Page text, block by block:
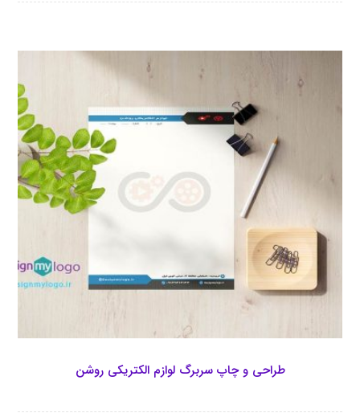
طراحی و چاپ سربرگ لوازم الکتریکی روشن